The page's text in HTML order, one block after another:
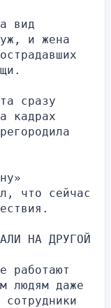
вид
и жена
сразу
кадрах
что сейчас
НА ДРУГОЙ
работают
людям даже